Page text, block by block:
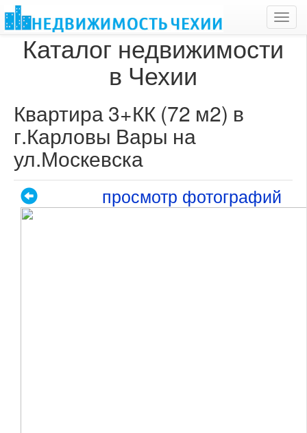
Каталог недвижимости
в Чехии
Квартира 3+КК (72 м2) в
г.Карловы Вары на
ул.Москевска
просмотр фотографий